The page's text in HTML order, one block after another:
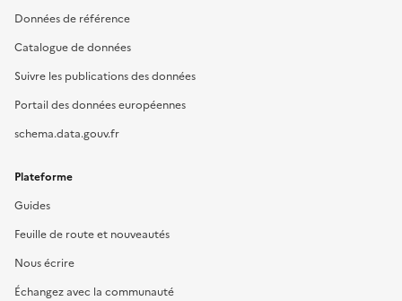
Données de référence
Catalogue de données
Suivre les publications des données
Portail des données européennes
schema.data.gouv.fr
Plateforme
Guides
Feuille de route et nouveautés
Nous écrire
Échangez avec la communauté